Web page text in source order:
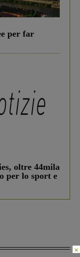
per far
oltre 44mila
per lo sport e
×